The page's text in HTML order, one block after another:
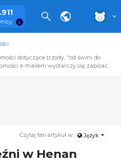
dotyczące trzody, "od świni do
e-mailem wystarczy się zapisać.
Czytaj ten artykuł w: Język
w Henan